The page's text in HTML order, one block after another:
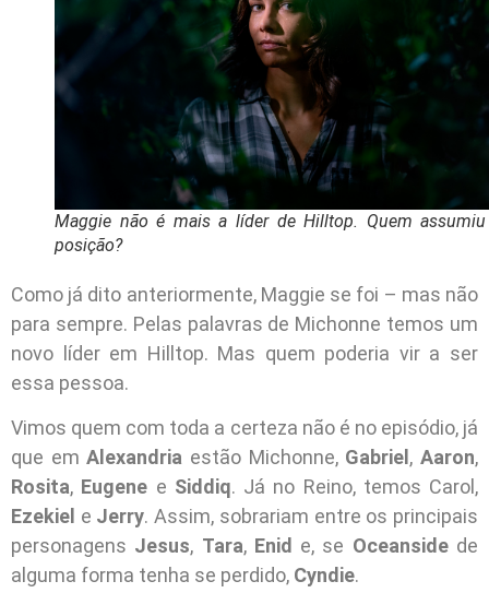
Maggie não é mais a líder de Hilltop. Quem
posição?
Como já dito anteriormente, Maggie se foi – mas não
para sempre. Pelas palavras de Michonne temos um
novo líder em Hilltop. Mas quem poderia vir a ser
essa pessoa.
Vimos quem com toda a certeza não é no episódio, já
que emAlexandria estão Michonne,Gabriel ,Aaron,
Rosita, Eugene e Siddiq. Já no Reino, temos Carol,
Ezekiel e Jerry. Assim, sobrariam entre os principais
personagens Jesus, Tara, Enid e, se Oceansidede
alguma forma tenha se perdido, Cyndie.